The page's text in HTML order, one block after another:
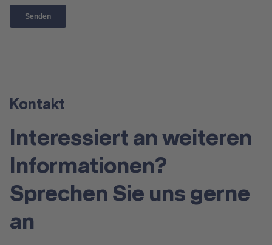
Kontakt
Interessiert an weiteren
Informationen?
Sprechen Sie uns gerne
an